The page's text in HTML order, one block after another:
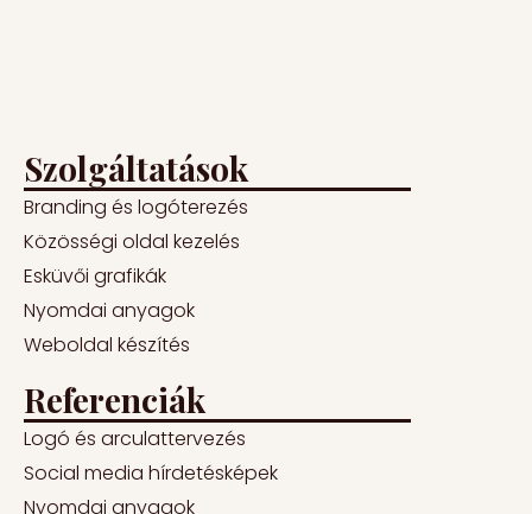
Szolgáltatások
Branding és logóterezés
Közösségi oldal kezelés
Esküvői grafikák
Nyomdai anyagok
Weboldal készítés
Referenciák
Logó és arculattervezés
Social media hírdetésképek
Nyomdai anyagok